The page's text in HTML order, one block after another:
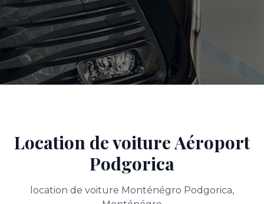
Location de voiture Aéroport
Podgorica
location de voiture Monténégro Podgorica,